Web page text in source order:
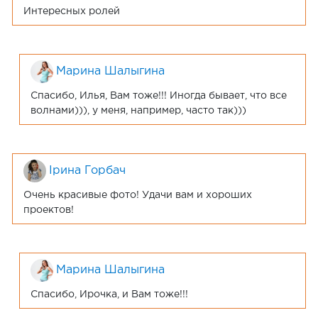
Интересных ролей
Марина Шалыгина
Спасибо, Илья, Вам тоже!!! Иногда бывает, что все
волнами))), у меня, например, часто так)))
Ірина Горбач
Очень красивые фото! Удачи вам и хороших
проектов!
Марина Шалыгина
Спасибо, Ирочка, и Вам тоже!!!